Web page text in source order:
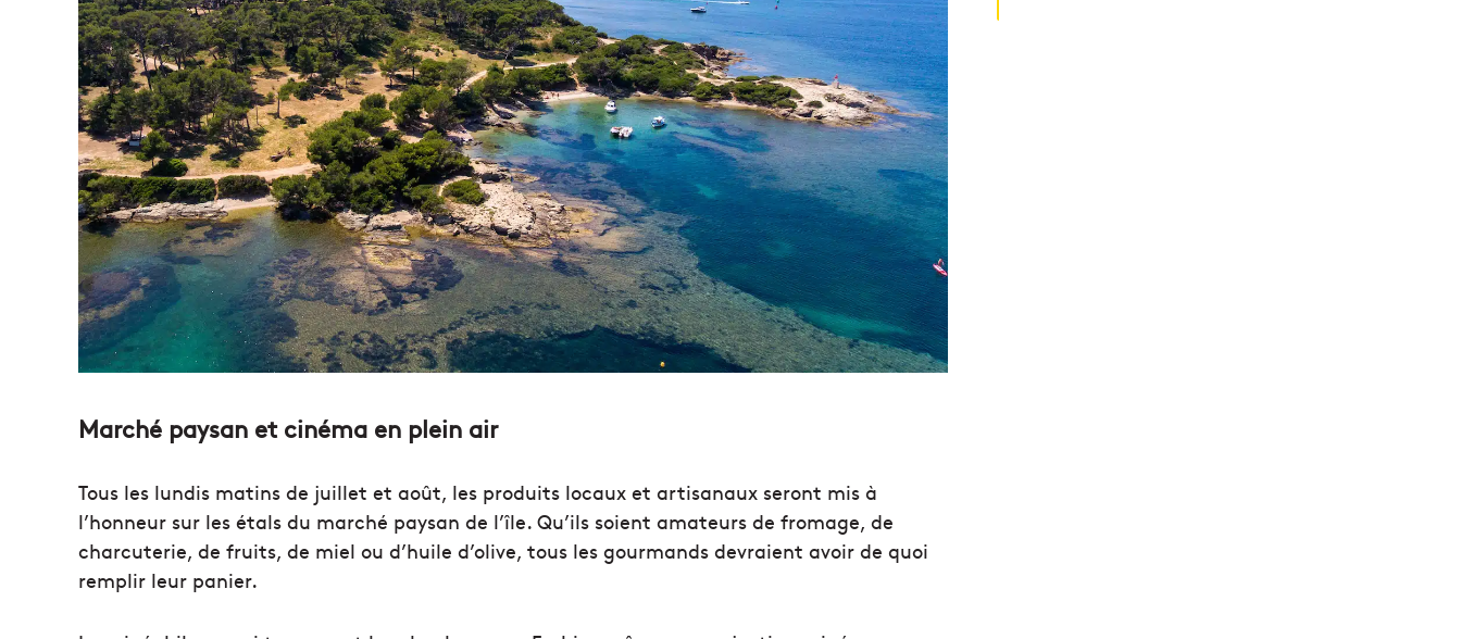
Marché paysan et cinéma en plein air
Tous les lundis matins de juillet et août, les produits locaux et artisanaux seront mis à
l’honneur sur les étals du marché paysan de l’île. Qu’ils soient amateurs de fromage, de
charcuterie, de fruits, de miel ou d’huile d’olive, tous les gourmands devraient avoir de quoi
remplir leur panier.